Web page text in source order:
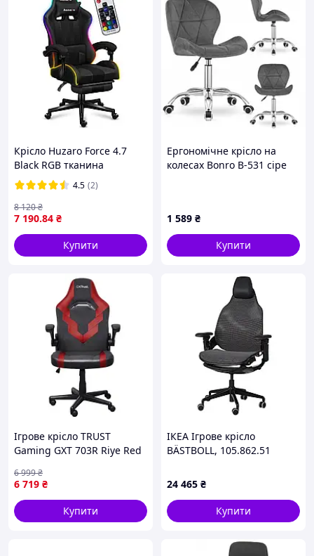
Крісло Huzaro Force 4.7
Black RGB тканина
4.5 (2)
7 190.84 ₴
8 120₴
Купити
Ергономічне крісло на
колесах Bonro B-531 сіре
1 589 ₴
Купити
Ігрове крісло TRUST
Gaming GXT 703R Riye Red
6 719 ₴
6 999₴
Купити
ІКЕА Ігрове крісло
BÄSTBOLL, 105.862.51
24 465 ₴
Купити